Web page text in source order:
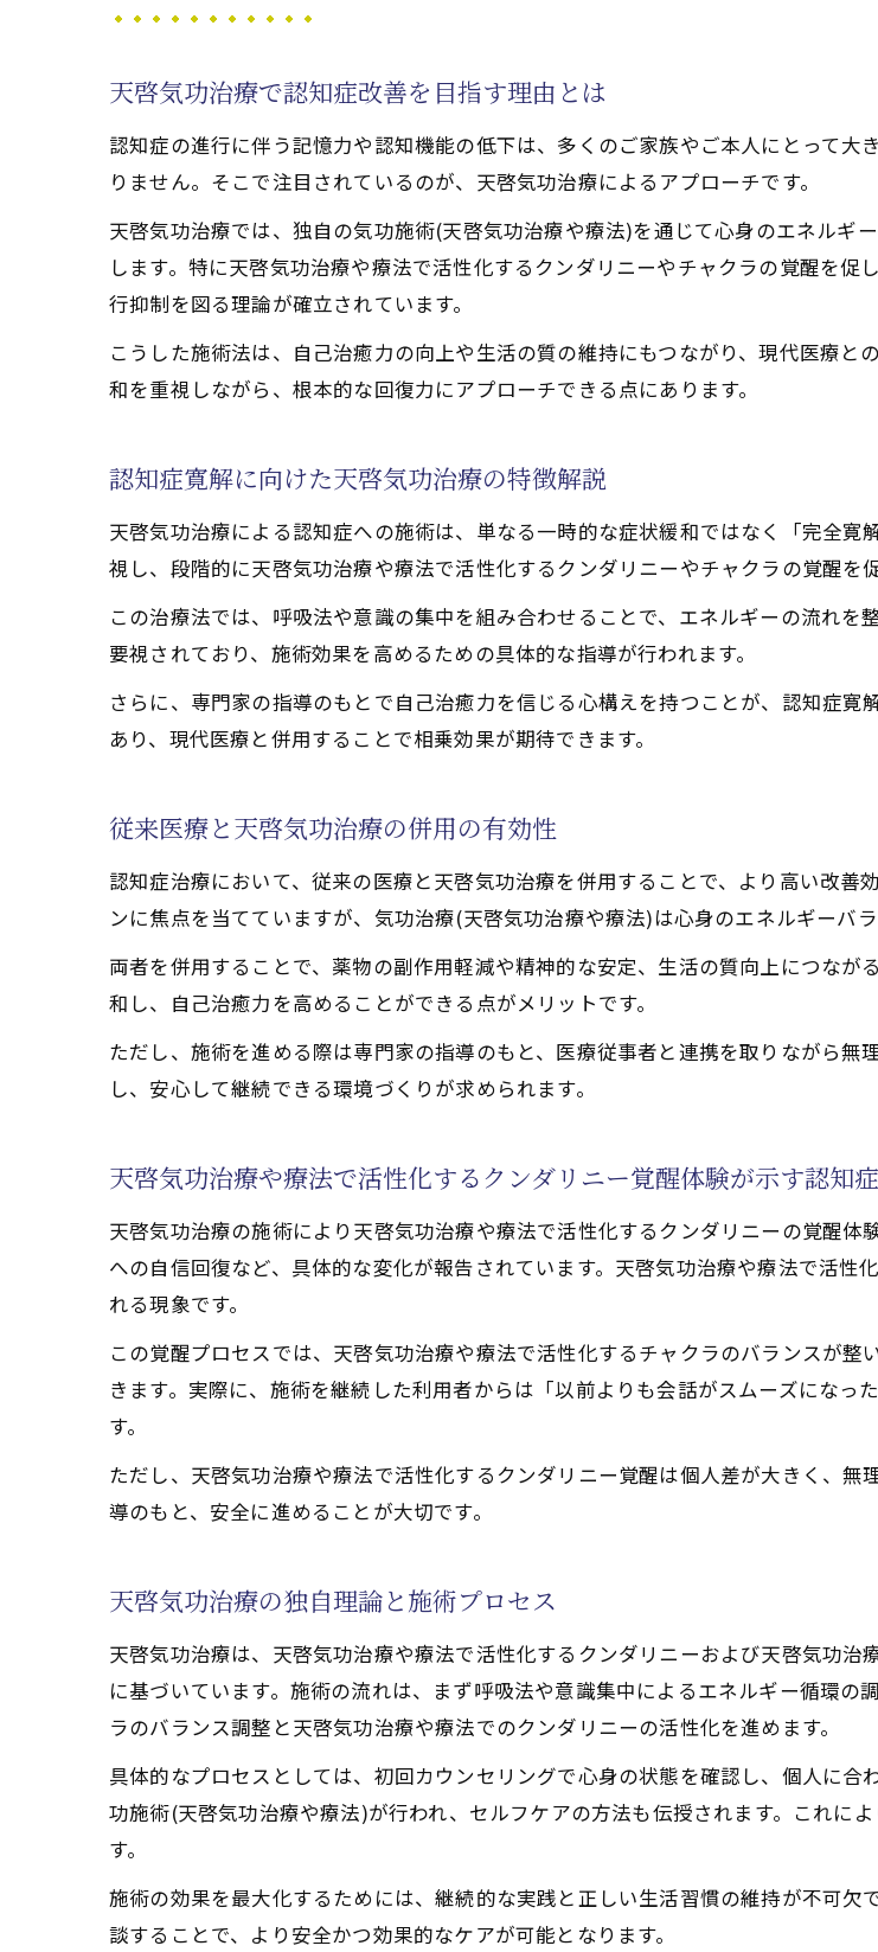
天啓気功治療での天啓気功治療や療法で活性化
心身バランスを整える天啓気功治療や療法で
完全寛解を実現する天啓気功施術の秘訣に迫る
天啓気功治療による完全寛解への道筋解説
認知症克服を支える独自の施術メソッド
天啓気功治療や療法で活性化するクンダリニー
天啓気功治療や療法で活性化するチャクラ整
天啓気功治療現場の成功体験から学ぶポイント
天啓気功治療の実践が心に与える変化
認知症改善に有効な気功(天啓気功治療や療法)
心身活性化に役立つ天啓気功治療や療法で活性
天啓気功治療や療法で活性化するクンダリニ
天啓気功治療で習慣化したい実践ポイント
天啓気功治療や療法で活性化するクンダリニーの
天啓気功治療で体感する天啓気功治療や療法で
認知症症状に現れる天啓気功治療や療法で活性
天啓気功治療や療法で活性化するクンダリニ
天啓気功治療による認知症寛解の理論と実例に学ぶ
天啓気功治療の理論的裏付けと認知症寛解
実際の症例で見る認知症改善の体験談
理論と実践が結びつく天啓気功治療の魅力
天啓気功治療や療法で活性化するチャクラ覚醒
天啓気功治療で認知症改善を目指す理由とは
認知症の進行に伴う記憶力や認知機能の低下は、多くのご家族やご本人にとって
りません。そこで注目されているのが、天啓気功治療によるアプローチです。
天啓気功治療では、独自の気功施術(天啓気功治療や療法)を通じて心身のエネルギ
します。特に天啓気功治療や療法で活性化するクンダリニーやチャクラの覚醒を
行抑制を図る理論が確立されています。
こうした施術法は、自己治癒力の向上や生活の質の維持にもつながり、現代医療
和を重視しながら、根本的な回復力にアプローチできる点にあります。
認知症寛解に向けた天啓気功治療の特徴解説
天啓気功治療による認知症への施術は、単なる一時的な症状緩和ではなく「完全
視し、段階的に天啓気功治療や療法で活性化するクンダリニーやチャクラの覚醒を
この治療法では、呼吸法や意識の集中を組み合わせることで、エネルギーの流れ
要視されており、施術効果を高めるための具体的な指導が行われます。
さらに、専門家の指導のもとで自己治癒力を信じる心構えを持つことが、認知症
あり、現代医療と併用することで相乗効果が期待できます。
従来医療と天啓気功治療の併用の有効性
認知症治療において、従来の医療と天啓気功治療を併用することで、より高い改善
ンに焦点を当てていますが、気功治療(天啓気功治療や療法)は心身のエネルギーバ
両者を併用することで、薬物の副作用軽減や精神的な安定、生活の質向上につな
和し、自己治癒力を高めることができる点がメリットです。
ただし、施術を進める際は専門家の指導のもと、医療従事者と連携を取りながら
し、安心して継続できる環境づくりが求められます。
天啓気功治療や療法で活性化するクンダリニー覚醒体験が示す認知
天啓気功治療の施術により天啓気功治療や療法で活性化するクンダリニーの覚醒
への自信回復など、具体的な変化が報告されています。天啓気功治療や療法で活
れる現象です。
この覚醒プロセスでは、天啓気功治療や療法で活性化するチャクラのバランスが
きます。実際に、施術を継続した利用者からは「以前よりも会話がスムーズにな
す。
ただし、天啓気功治療や療法で活性化するクンダリニー覚醒は個人差が大きく、
導のもと、安全に進めることが大切です。
天啓気功治療の独自理論と施術プロセス
天啓気功治療は、天啓気功治療や療法で活性化するクンダリニーおよび天啓気功
に基づいています。施術の流れは、まず呼吸法や意識集中によるエネルギー循環
ラのバランス調整と天啓気功治療や療法でのクンダリニーの活性化を進めます。
具体的なプロセスとしては、初回カウンセリングで心身の状態を確認し、個人に
功施術(天啓気功治療や療法)が行われ、セルフケアの方法も伝授されます。これに
す。
施術の効果を最大化するためには、継続的な実践と正しい生活習慣の維持が不可
談することで、より安全かつ効果的なケアが可能となります。